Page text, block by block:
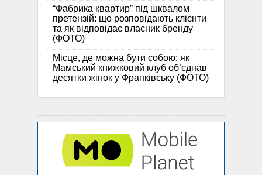
“Фабрика квартир” під шквалом
претензій: що розповідають клієнти
та як відповідає власник бренду
(ФОТО)
Місце, де можна бути собою: як
Мамський книжковий клуб об’єднав
десятки жінок у Франківську (ФОТО)